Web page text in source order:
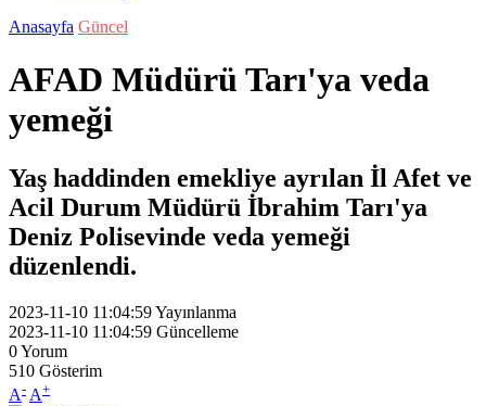
Anasayfa Güncel
AFAD Müdürü Tarı'ya veda
yemeği
Yaş haddinden emekliye ayrılan İl Afet ve
Acil Durum Müdürü İbrahim Tarı'ya
Deniz Polisevinde veda yemeği
düzenlendi.
2023-11-10 11:04:59Yayınlanma
2023-11-10 11:04:59 Güncelleme
0Yorum
510 Gösterim
A- A+